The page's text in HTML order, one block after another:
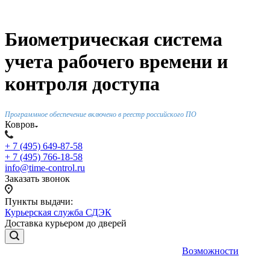
Биометрическая система
учета рабочего времени и
контроля доступа
Программное обеспечение включено в реестр российского ПО
Ковров
+ 7 (495) 649-87-58
+ 7 (495) 766-18-58
info@time-control.ru
Заказать звонок
Пункты выдачи:
Курьерская служба СДЭК
Доставка курьером до дверей
Возможности